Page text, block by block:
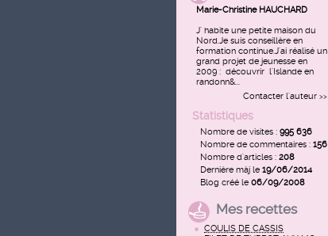
Marie-Christine HAUCHARD
J' habite une petite maison du
Nord.Je suis conseillère en
formation continue.J'ai réalisé un
grand projet de jeunesse en
2009 : découvrir l'Islande en
randonn&...
Contacter l'auteur >>
Statistiques
Nombre de visites : 995 636
Nombre de commentaires : 156
Nombre d'articles : 208
Dernière màj le19/06/2014
Blog créé le06/09/2008
Mes recettes
COULIS DE CASSIS